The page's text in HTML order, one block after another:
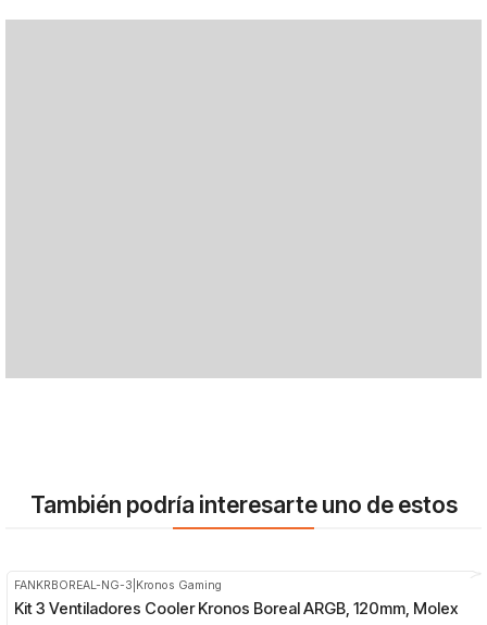
También podría interesarte uno de estos
FANKRBOREAL-NG-3 Kronos Gaming
Kit 3 Ventiladores Cooler Kronos Boreal ARGB, 120mm, Molex